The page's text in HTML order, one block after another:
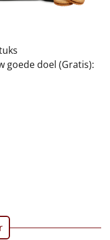
goede doel (Gratis):